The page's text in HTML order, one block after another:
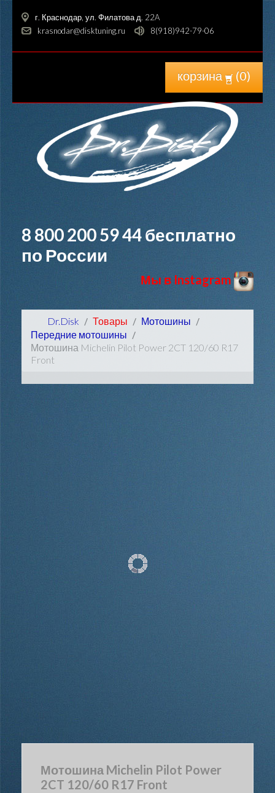
г. Краснодар, ул. Филатова д. 22A
krasnodar@disktuning.ru
8(918)942-79-06
корзина (0)
8 800 200 59 44бесплатно
по России
Мы в Instagram
Dr.Disk Товары
Мотошины
Передние мотошины
Мотошина Michelin Pilot Power 2CT 120/60 R17
Front
Мотошина Michelin Pilot Power
2CT 120/60 R17 Front